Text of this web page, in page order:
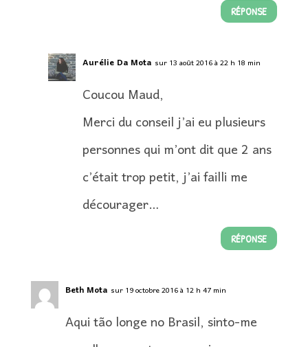
RÉPONSE
Aurélie Da Mota sur 13 août 2016 à 22 h 18 min
Coucou Maud,
Merci du conseil j’ai eu plusieurs
personnes qui m’ont dit que 2 ans
c’était trop petit, j’ai failli me
décourager…
RÉPONSE
Beth Mota sur 19 octobre 2016 à 12 h 47 min
Aqui tão longe no Brasil, sinto-me